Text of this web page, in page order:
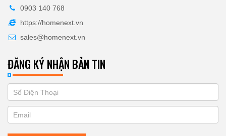
0903 140 768
https://homenext.vn
sales@homenext.vn
ĐĂNG KÝ NHẬN BẢN TIN
ĐĂNG
KÝ
NHẬN
you
are
human,